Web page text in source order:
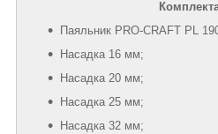
Паяльник PRO-CRAFT PL
Насадка 16 мм;
Насадка 20 мм;
Насадка 25 мм;
Насадка 32 мм;